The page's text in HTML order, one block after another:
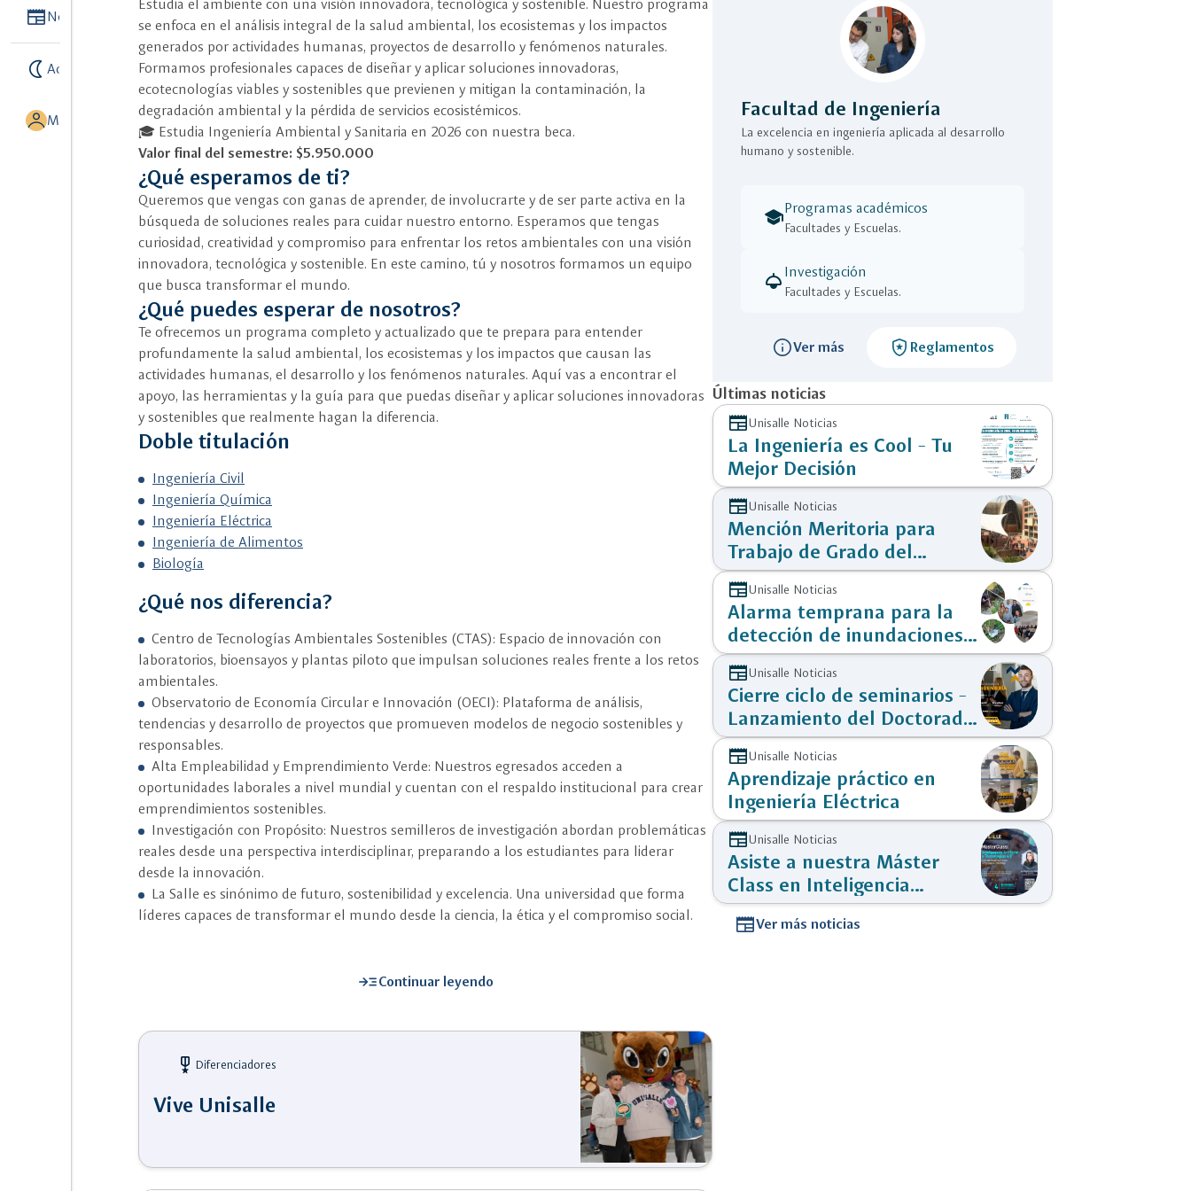
NewspaperNoticias
nightlight Activar modo noche
MI UNISALLE
Estudia el ambiente con una visión innovadora, tecnológica y sostenible. Nuestro programa
se enfoca en el análisis integral de la salud ambiental, los ecosistemas y los impactos
generados por actividades humanas, proyectos de desarrollo y fenómenos naturales.
Formamos profesionales capaces de diseñar y aplicar soluciones innovadoras,
ecotecnologías viables y sostenibles que previenen y mitigan la contaminación, la
degradación ambiental y la pérdida de servicios ecosistémicos.
🎓 Estudia Ingeniería Ambiental y Sanitaria en 2026 con nuestra beca.
Valor final del semestre: $5.950.000
¿Qué esperamos de ti?
Queremos que vengas con ganas de aprender, de involucrarte y de ser parte activa en la
búsqueda de soluciones reales para cuidar nuestro entorno. Esperamos que tengas
curiosidad, creatividad y compromiso para enfrentar los retos ambientales con una visión
innovadora, tecnológica y sostenible. En este camino, tú y nosotros formamos un equipo
que busca transformar el mundo.
¿Qué puedes esperar de nosotros?
Te ofrecemos un programa completo y actualizado que te prepara para entender
profundamente la salud ambiental, los ecosistemas y los impactos que causan las
actividades humanas, el desarrollo y los fenómenos naturales. Aquí vas a encontrar el
apoyo, las herramientas y la guía para que puedas diseñar y aplicar soluciones innovadoras
y sostenibles que realmente hagan la diferencia.
Doble titulación
Ingeniería Civil
Ingeniería Química
Ingeniería Eléctrica
Ingeniería de Alimentos
Biología
¿Qué nos diferencia?
Centro de Tecnologías Ambientales Sostenibles (CTAS): Espacio de innovación con
laboratorios, bioensayos y plantas piloto que impulsan soluciones reales frente a los retos
ambientales.
Observatorio de Economía Circular e Innovación (OECI): Plataforma de análisis,
tendencias y desarrollo de proyectos que promueven modelos de negocio sostenibles y
responsables.
Alta Empleabilidad y Emprendimiento Verde: Nuestros egresados acceden a
oportunidades laborales a nivel mundial y cuentan con el respaldo institucional para crear
emprendimientos sostenibles.
Investigación con Propósito: Nuestros semilleros de investigación abordan problemáticas
reales desde una perspectiva interdisciplinar, preparando a los estudiantes para liderar
desde la innovación.
La Salle es sinónimo de futuro, sostenibilidad y excelencia. Una universidad que forma
líderes capaces de transformar el mundo desde la ciencia, la ética y el compromiso social.
read_moreContinuar leyendo
military_tech Diferenciadores
Vive Unisalle
Facultad de Ingeniería
La excelencia en ingeniería aplicada al desarrollo
humano y sostenible.
schoolFacultades y Escuelas.
Programas académicos
light Facultades y Escuelas.
Investigación
infoVer más local_police Reglamentos
Últimas noticias
newspaperUnisalle Noticias
La Ingeniería es Cool - Tu
Mejor Decisión
newspaperUnisalle Noticias
Mención Meritoria para
Trabajo de Grado del
Programa de Ingeniería
Eléctrica
newspaperUnisalle Noticias
Alarma temprana para la
detección de inundaciones
en la Calera
newspaperUnisalle Noticias
Cierre ciclo de seminarios -
Lanzamiento del Doctorado
en Ingeniería
newspaperUnisalle Noticias
Aprendizaje práctico en
Ingeniería Eléctrica
newspaperUnisalle Noticias
Asiste a nuestra Máster
Class en Inteligencia
Artificial y Tecnologías 4.0
newspaperVer más noticias